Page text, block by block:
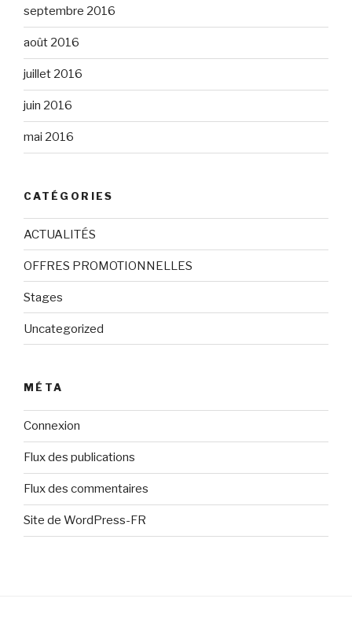
septembre 2016
août 2016
juillet 2016
juin 2016
mai 2016
CATÉGORIES
ACTUALITÉS
OFFRES PROMOTIONNELLES
Stages
Uncategorized
MÉTA
Connexion
Flux des publications
Flux des commentaires
Site de WordPress-FR